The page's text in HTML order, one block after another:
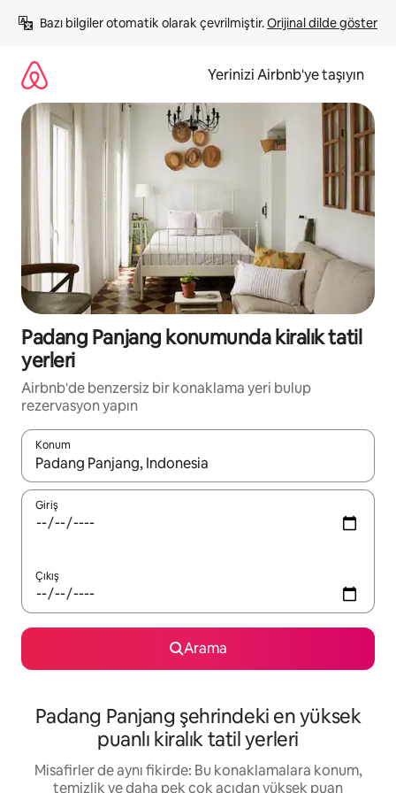
atla
Bazı bilgiler otomatik olarak çevrilmiştir. Orijinal dilde göster
Yerinizi Airbnb'ye taşıyın
Padang Panjang konumunda kiralık tatil
yerleri
Airbnb'de benzersiz bir konaklama yeri bulup
rezervasyon yapın
Konum
Sonuçlar kullanılabilir olduğunda yukarı ve aşağı oklarıyla
Giriş
Çıkış
Arama
Padang Panjang şehrindeki en yüksek
puanlı kiralık tatil yerleri
Misafirler de aynı fikirde: Bu konaklamalara konum,
temizlik ve daha pek çok açıdan yüksek puan